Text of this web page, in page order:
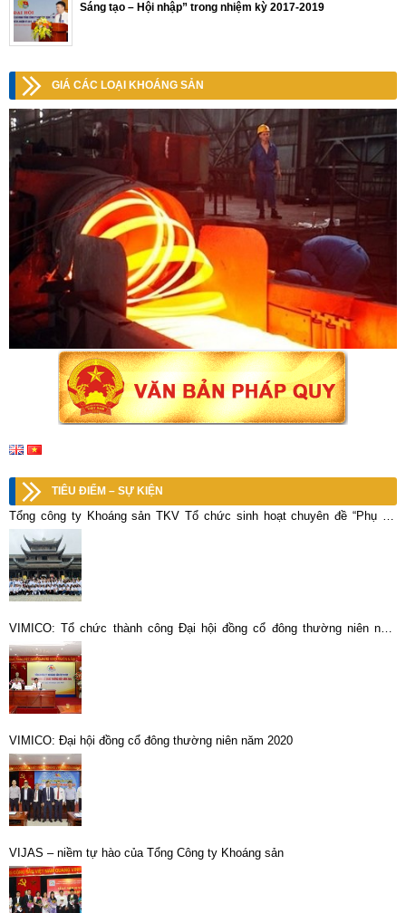
Sáng tạo – Hội nhập” trong nhiệm kỳ 2017-2019
GIÁ CÁC LOẠI KHOÁNG SẢN
TIÊU ĐIỂM – SỰ KIỆN
Tổng công ty Khoáng sản TKV Tổ chức sinh hoạt chuyên đề “Phụ nữ
Vimico trong thời đại mới”
VIMICO: Tổ chức thành công Đại hội đồng cổ đông thường niên năm
2024
VIMICO: Đại hội đồng cổ đông thường niên năm 2020
VIJAS – niềm tự hào của Tổng Công ty Khoáng sản